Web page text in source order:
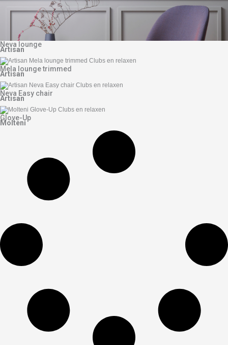
Neva lounge
Artisan
Mela lounge trimmed
Artisan
Neva Easy chair
Artisan
Glove-Up
Molteni